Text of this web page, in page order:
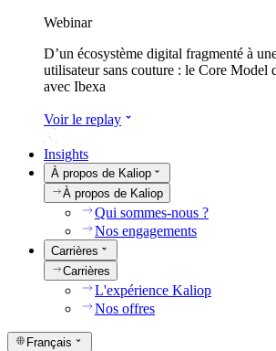
Webinar
D’un écosystème digital fragmenté à
utilisateur sans couture : le Core Model
avec Ibexa
Voir le replay
Insights
À propos de Kaliop
À propos de Kaliop
Qui sommes-nous ?
Nos engagements
Carrières
Carrières
L'expérience Kaliop
Nos offres
Français